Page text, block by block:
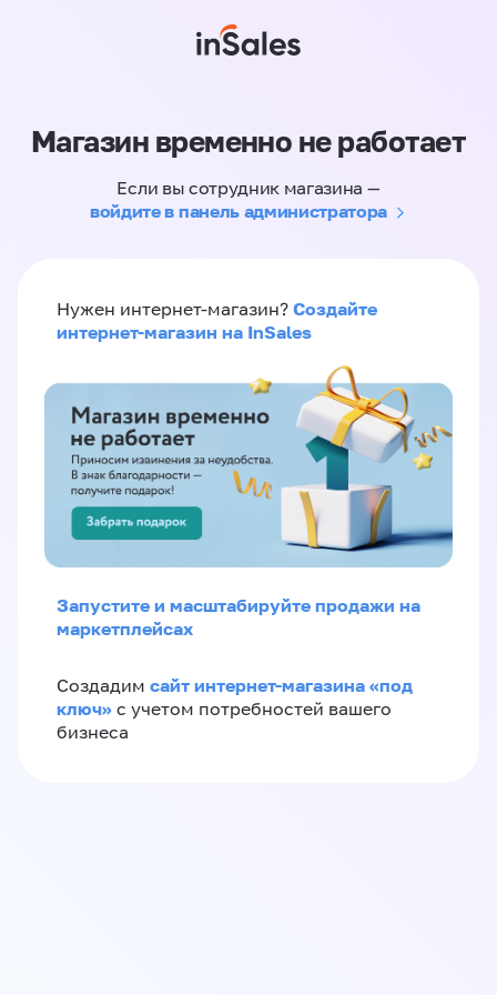
Магазин временно не работает
Если вы сотрудник магазина —
войдите в панель администратора
Нужен интернет-магазин? Создайте
интернет-магазин на InSales
Запустите и масштабируйте продажи на
маркетплейсах
Создадим сайт интернет-магазина «под
ключ» с учетом потребностей вашего
бизнеса